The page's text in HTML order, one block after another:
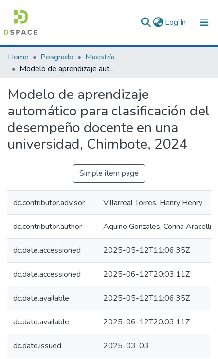
Log In (current)
Communities & Collections
All of DSpace
Statistics
Home Posgrado
Maestría
Modelo de aprendizaje automático para clasificación del desempeño docente en una universidad, Chimbote, 2024
Modelo de aprendizaje
automático para clasificación del
desempeño docente en una
universidad, Chimbote, 2024
Simple item page
dc.contributor.advisor Villarreal Torres, Henry Henry
dc.contributor.author Aquino Gonzales, Corina Aracelli
dc.date.accessioned 2025-05-12T11:06:35Z
dc.date.accessioned 2025-06-12T20:03:11Z
dc.date.available 2025-05-12T11:06:35Z
dc.date.available 2025-06-12T20:03:11Z
dc.date.issued 2025-03-03